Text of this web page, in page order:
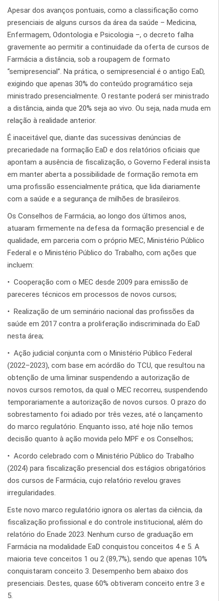
Apesar dos avanços pontuais, como a classificação como
presenciais de alguns cursos da área da saúde – Medicina,
Enfermagem, Odontologia e Psicologia –, o decreto falha
gravemente ao permitir a continuidade da oferta de cursos de
Farmácia a distância, sob a roupagem de formato
“semipresencial”. Na prática, o semipresencial é o antigo EaD,
exigindo que apenas 30% do conteúdo programático seja
ministrado presencialmente. O restante poderá ser ministrado
a distância, ainda que 20% seja ao vivo. Ou seja, nada muda em
relação à realidade anterior.
É inaceitável que, diante das sucessivas denúncias de
precariedade na formação EaD e dos relatórios oficiais que
apontam a ausência de fiscalização, o Governo Federal insista
em manter aberta a possibilidade de formação remota em
uma profissão essencialmente prática, que lida diariamente
com a saúde e a segurança de milhões de brasileiros.
Os Conselhos de Farmácia, ao longo dos últimos anos,
atuaram firmemente na defesa da formação presencial e de
qualidade, em parceria com o próprio MEC, Ministério Público
Federal e o Ministério Público do Trabalho, com ações que
incluem:
•⁠ ⁠Cooperação com o MEC desde 2009 para emissão de
pareceres técnicos em processos de novos cursos;
•⁠ ⁠Realização de um seminário nacional das profissões da
saúde em 2017 contra a proliferação indiscriminada do EaD
nesta área;
•⁠ ⁠Ação judicial conjunta com o Ministério Público Federal
(2022–2023), com base em acórdão do TCU, que resultou na
obtenção de uma liminar suspendendo a autorização de
novos cursos remotos, da qual o MEC recorreu, suspendendo
temporariamente a autorização de novos cursos. O prazo do
sobrestamento foi adiado por três vezes, até o lançamento
do marco regulatório. Enquanto isso, até hoje não temos
decisão quanto à ação movida pelo MPF e os Conselhos;
•⁠ ⁠Acordo celebrado com o Ministério Público do Trabalho
(2024) para fiscalização presencial dos estágios obrigatórios
dos cursos de Farmácia, cujo relatório revelou graves
irregularidades.
Este novo marco regulatório ignora os alertas da ciência, da
fiscalização profissional e do controle institucional, além do
relatório do Enade 2023. Nenhum curso de graduação em
Farmácia na modalidade EaD conquistou conceitos 4 e 5. A
maioria teve conceitos 1 ou 2 (89,7%), sendo que apenas 10%
conquistaram conceito 3. Desempenho bem abaixo dos
presenciais. Destes, quase 60% obtiveram conceito entre 3 e
5.